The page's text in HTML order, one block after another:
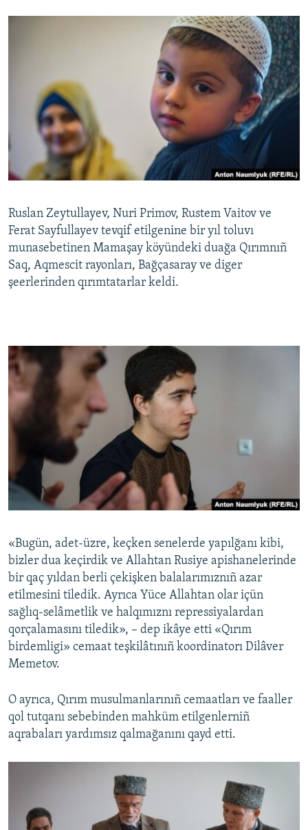
Ruslan Zeytullayev, Nuri Primov, Rustem Vaitov ve
Ferat Sayfullayev tevqif etilgenine bir yıl toluvı
munasebetinen Mamaşay köyündeki duağa Qırımnıñ
Saq, Aqmescit rayonları, Bağçasaray ve diger
şeerlerinden qırımtatarlar keldi.
«Bugün, adet-üzre, keçken senelerde yapılğanı kibi,
bizler dua keçirdik ve Allahtan Rusiye apishanelerinde
bir qaç yıldan berli çekişken balalarımıznıñ azar
etilmesini tiledik. Ayrıca Yüce Allahtan olar içün
sağlıq-selâmetlik ve halqımıznı repressiyalardan
qorçalamasını tiledik», – dep ikâye etti «Qırım
birdemligi» cemaat teşkilâtınıñ koordinatorı Dilâver
Memetov.
O ayrıca, Qırım musulmanlarınıñ cemaatları ve faaller
qol tutqanı sebebinden mahküm etilgenlerniñ
aqrabaları yardımsız qalmağanını qayd etti.